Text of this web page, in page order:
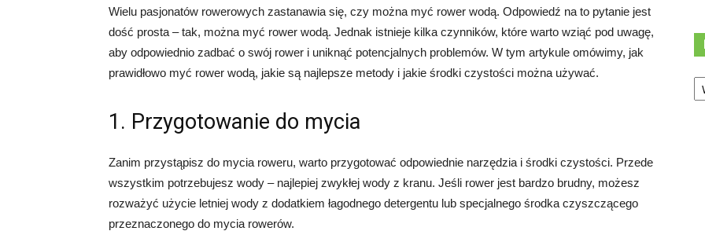
Wielu pasjonatów rowerowych zastanawia się, czy można myć rower wodą. Odpowiedź na to pytanie jest
dość prosta – tak, można myć rower wodą. Jednak istnieje kilka czynników, które warto wziąć pod uwagę,
aby odpowiednio zadbać o swój rower i uniknąć potencjalnych problemów. W tym artykule omówimy, jak
prawidłowo myć rower wodą, jakie są najlepsze metody i jakie środki czystości można używać.
1. Przygotowanie do mycia
Zanim przystąpisz do mycia roweru, warto przygotować odpowiednie narzędzia i środki czystości. Przede
wszystkim potrzebujesz wody – najlepiej zwykłej wody z kranu. Jeśli rower jest bardzo brudny, możesz
rozważyć użycie letniej wody z dodatkiem łagodnego detergentu lub specjalnego środka czyszczącego
przeznaczonego do mycia rowerów.